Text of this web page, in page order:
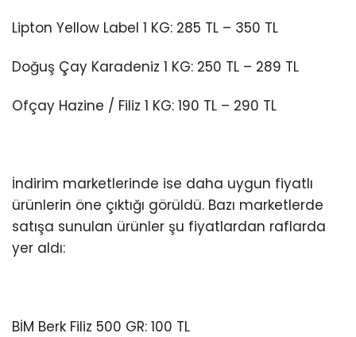
Lipton Yellow Label 1 KG: 285 TL – 350 TL
Doğuş Çay Karadeniz 1 KG: 250 TL – 289 TL
Ofçay Hazine / Filiz 1 KG: 190 TL – 290 TL
İndirim marketlerinde ise daha uygun fiyatlı
ürünlerin öne çıktığı görüldü. Bazı marketlerde
satışa sunulan ürünler şu fiyatlardan raflarda
yer aldı:
BİM Berk Filiz 500 GR: 100 TL